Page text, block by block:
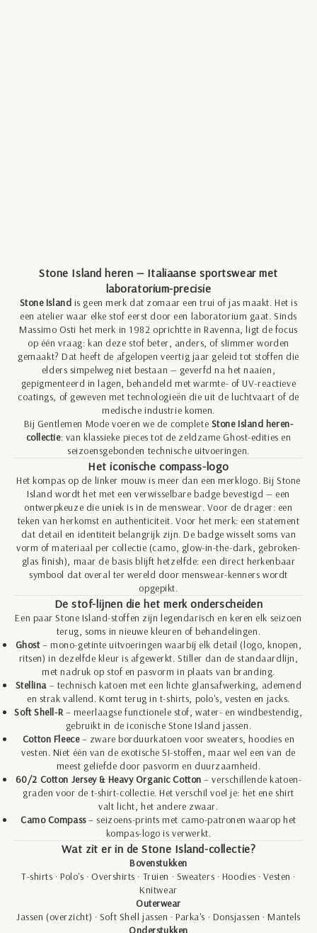
Stone Island heren — Italiaanse sportswear met
laboratorium-precisie
Stone Island is geen merk dat zomaar een trui of jas maakt. Het is
een atelier waar elke stof eerst door een laboratorium gaat. Sinds
Massimo Osti het merk in 1982 oprichtte in Ravenna, ligt de focus
op één vraag: kan deze stof beter, anders, of slimmer worden
gemaakt? Dat heeft de afgelopen veertig jaar geleid tot stoffen die
elders simpelweg niet bestaan — geverfd na het naaien,
gepigmenteerd in lagen, behandeld met warmte- of UV-reactieve
coatings, of geweven met technologieën die uit de luchtvaart of de
medische industrie komen.
Bij Gentlemen Mode voeren we de complete Stone Island heren-
collectie: van klassieke pieces tot de zeldzame Ghost-edities en
seizoensgebonden technische uitvoeringen.
Het iconische compass-logo
Het kompas op de linker mouw is meer dan een merklogo. Bij Stone
Island wordt het met een verwisselbare badge bevestigd — een
ontwerpkeuze die uniek is in de menswear. Voor de drager: een
teken van herkomst en authenticiteit. Voor het merk: een statement
dat detail en identiteit belangrijk zijn. De badge wisselt soms van
vorm of materiaal per collectie (camo, glow-in-the-dark, gebroken-
glas finish), maar de basis blijft hetzelfde: een direct herkenbaar
symbool dat overal ter wereld door menswear-kenners wordt
opgepikt.
De stof-lijnen die het merk onderscheiden
Een paar Stone Island-stoffen zijn legendarisch en keren elk seizoen
terug, soms in nieuwe kleuren of behandelingen.
Ghost– mono-getinte uitvoeringen waarbij elk detail (logo, knopen,
ritsen) in dezelfde kleur is afgewerkt. Stiller dan de standaardlijn,
met nadruk op stof en pasvorm in plaats van branding.
Stellina – technisch katoen met een lichte glansafwerking, ademend
en strak vallend. Komt terug in t-shirts, polo's, vesten en jacks.
Soft Shell-R – meerlaagse functionele stof, water- en windbestendig,
gebruikt in de iconische Stone Island jassen.
Cotton Fleece– zware borduurkatoen voor sweaters, hoodies en
vesten. Niet één van de exotische SI-stoffen, maar wel een van de
meest geliefde door pasvorm en duurzaamheid.
60/2 Cotton Jersey & Heavy Organic Cotton – verschillende katoen-
graden voor de t-shirt-collectie. Het verschil voel je: het ene shirt
valt licht, het andere zwaar.
Camo Compass– seizoens-prints met camo-patronen waarop het
kompas-logo is verwerkt.
Wat zit er in de Stone Island-collectie?
Bovenstukken
T-shirts ·Polo's · Overshirts · Truien · Sweaters · Hoodies ·Vesten ·
Knitwear
Outerwear
Jassen (overzicht) · Soft Shell jassen ·Parka's · Donsjassen · Mantels
Onderstukken